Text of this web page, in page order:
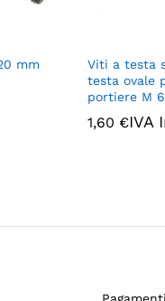
mm
Viti a testa
testa ovale
portiere M
1,60 €IVA